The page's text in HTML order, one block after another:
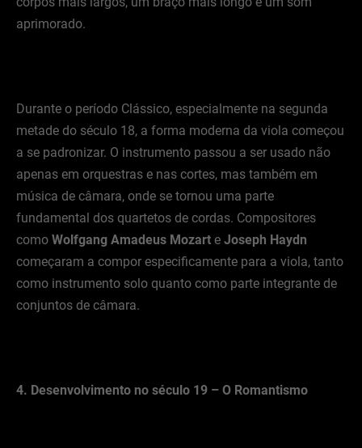
aprimorado.
Durante o período Clássico, especialmente na segunda
metade do século 18, a forma moderna da viola começou
a se padronizar. O instrumento passou a ser usado não
apenas em orquestras e nas cortes, mas também em
música de câmara, onde se tornou uma parte
fundamental dos quartetos de cordas. Compositores
como Wolfgang Amadeus Mozart e Joseph Haydn
começaram a compor especificamente para a viola, tanto
como instrumento solo quanto como parte integrante de
conjuntos de câmara.
4. Desenvolvimento no século 19 – O Romantismo